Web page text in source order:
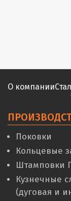
О компании
Поковки
Кольцевые
Штамповки
Кузнечные
(дуговая и